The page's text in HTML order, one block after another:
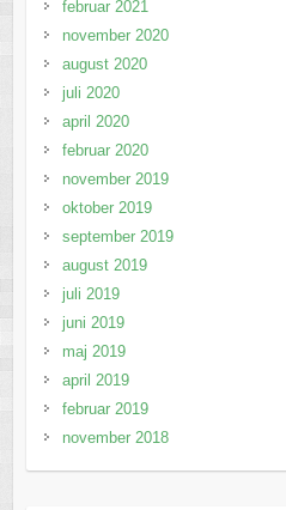
februar 2021
november 2020
august 2020
juli 2020
april 2020
februar 2020
november 2019
oktober 2019
september 2019
august 2019
juli 2019
juni 2019
maj 2019
april 2019
februar 2019
november 2018